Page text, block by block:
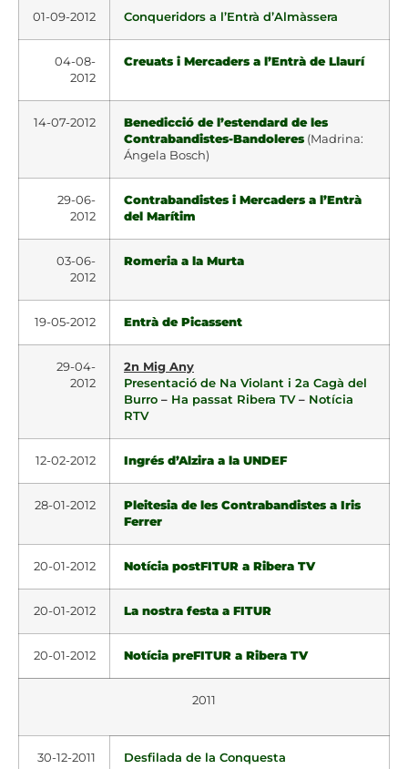
01-09-2012 Conqueridors a l’Entrà d’Almàssera
04-08-
2012
Creuats i Mercaders a l’Entrà de Llaurí
14-07-2012
Benedicció de l’estendard de les
Contrabandistes-Bandoleres (Madrina:
Ángela Bosch)
29-06-
2012
Contrabandistes i Mercaders a l’Entrà
del Marítim
03-06-
2012
Romeria a la Murta
19-05-2012 Entrà de Picassent
29-04-
2012
2n Mig Any
Presentació de Na Violant i 2a Cagà del
Burro – Ha passat Ribera TV– Notícia
RTV
12-02-2012 Ingrés d’Alzira a la UNDEF
28-01-2012
Pleitesia de les Contrabandistes a Iris
Ferrer
20-01-2012 Notícia postFITUR a Ribera TV
20-01-2012 La nostra festa a FITUR
20-01-2012 Notícia preFITUR a Ribera TV
2011
30-12-2011 Desfilada de la Conquesta